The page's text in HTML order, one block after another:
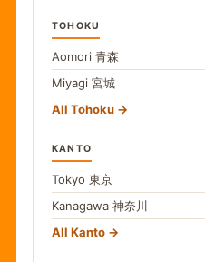
TOHOKU
Aomori 青森
Miyagi 宮城
All Tohoku
KANTO
Tokyo 東京
Kanagawa 神奈川
All Kanto